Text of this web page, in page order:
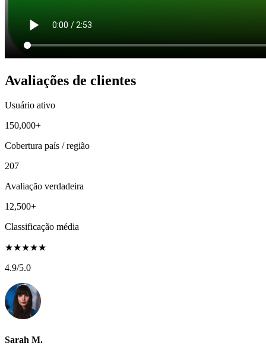
Avaliações de clientes
Usuário ativo
150,000+
Cobertura país / região
207
Avaliação verdadeira
12,500+
Classificação média
★★★★★
4.9/5.0
Sarah M.